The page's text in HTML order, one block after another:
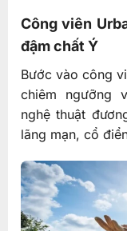
Công viên
đậm chất Ý
Bước vào công
chiêm ngưỡng
nghệ thuật
lãng mạn, cổ